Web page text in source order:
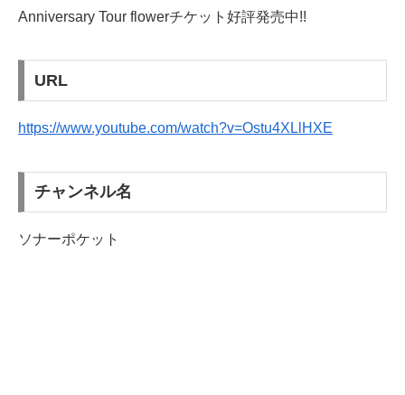
Anniversary Tour flowerチケット好評発売中!!
URL
https://www.youtube.com/watch?v=Ostu4XLlHXE
チャンネル名
ソナーポケット